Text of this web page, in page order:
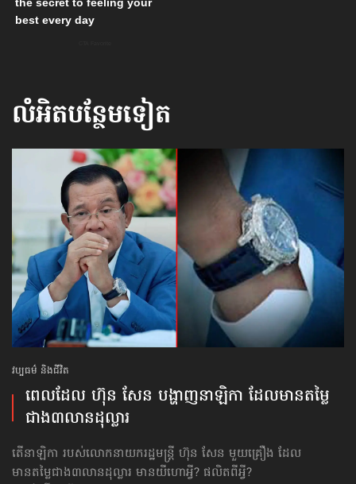
លំអិតបន្ថែមទៀត
វប្បធម៌ និងជីវិត
ពេលដែល ហ៊ុន សែន បង្ហាញ​នាឡិកា ដែល​មានតម្លៃ​
ជាង​៣លាន​ដុល្លារ
តើនាឡិកា របស់លោកនាយករដ្ឋមន្ត្រី ហ៊ុន សែន មួយគ្រឿង ដែល​
មានតម្លៃ​ជាង​៣លាន​ដុល្លារ មានយីហោអ្វី? ផលិតពីអ្វី?